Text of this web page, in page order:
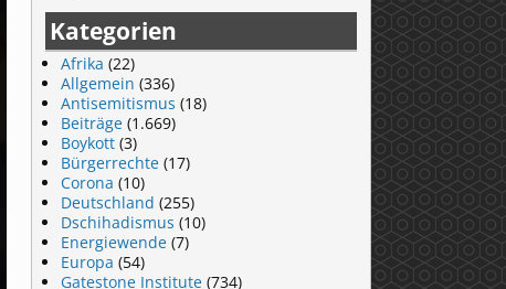
Kategorien
Afrika (22)
Allgemein (336)
Antisemitismus (18)
Beiträge (1.669)
Boykott (3)
Bürgerrechte (17)
Corona (10)
Deutschland (255)
Dschihadismus (10)
Energiewende (7)
Europa (54)
Gatestone Institute (734)